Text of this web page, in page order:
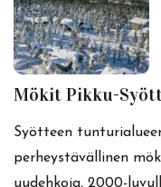
Mökit Pikku-
Syötteen
perheystävällinen
uudehkoja, 2000-